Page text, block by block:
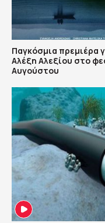
Παγκόσμια πρεμιέρα
Αλέξη Αλεξίου στο
Αυγούστου